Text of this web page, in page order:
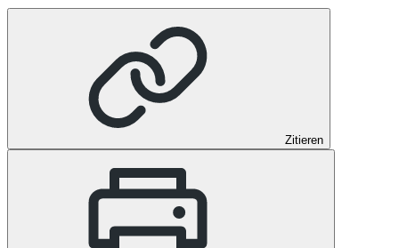
Zitieren